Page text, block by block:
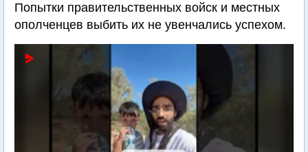
Попытки правительственных войск и местных
ополченцев выбить их не увенчались успехом.